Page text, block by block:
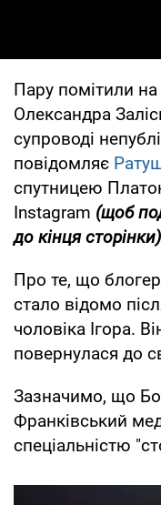
Пару помітили на
Олександра
супроводі
повідомляє
спутницею
Instagram (щоб
до кінця
Про те, що
стало відомо
чоловіка Ігора.
повернулася до
Зазначимо, що Бо
Франківський
спеціальністю